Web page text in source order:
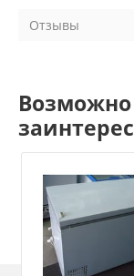
Отзывы
Возможно